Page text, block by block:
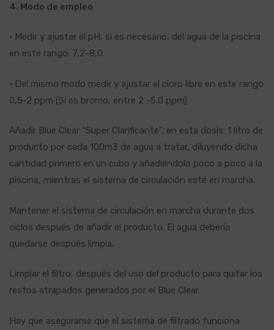
4. Modo de empleo
• Medir y ajustar el pH, si es necesario, del agua de la piscina
en este rango: 7,2-8,0.
• Del mismo modo medir y ajustar el cloro libre en este rango
0,5-2 ppm (Si es bromo, entre 2 -5.0 ppm)
Añadir Blue Clear “Super Clarificante”, en esta dosis: 1 litro de
producto por cada 100m3 de agua a tratar, diluyendo dicha
cantidad primero en un cubo y añadiéndolo poco a poco a la
piscina, mientras el sistema de circulación esté en marcha.
Mantener el sistema de circulación en marcha durante dos
ciclos después de añadir el producto. El agua debería
quedarse después limpia.
Limpiar el filtro, después del uso del producto para quitar los
restos atrapados generados por el Blue Clear.
Hay que asegurarse que el sistema de filtrado funciona